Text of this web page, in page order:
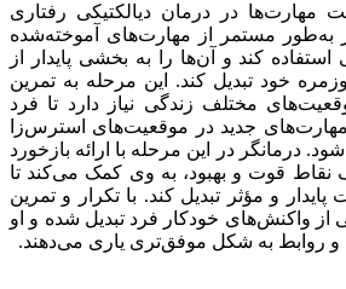
مهارت‌ها در درمان دیالکتیکی رفتاری
به‌طور مستمر از مهارت‌های آموخته‌شده
کند و آن‌ها را به بخشی پایدار از
خود تبدیل کند. این مرحله به تمرین
مختلف زندگی نیاز دارد تا فرد
مهارت‌های جدید در موقعیت‌های استرس‌زا
درمانگر در این مرحله با ارائه بازخورد
نقاط قوت و بهبود، به وی کمک می‌کند تا
پایدار و مؤثر تبدیل کند. با تکرار و تمرین
از واکنش‌های خودکار فرد تبدیل شده و او
روابط به شکل موفق‌تری یاری می‌دهند.